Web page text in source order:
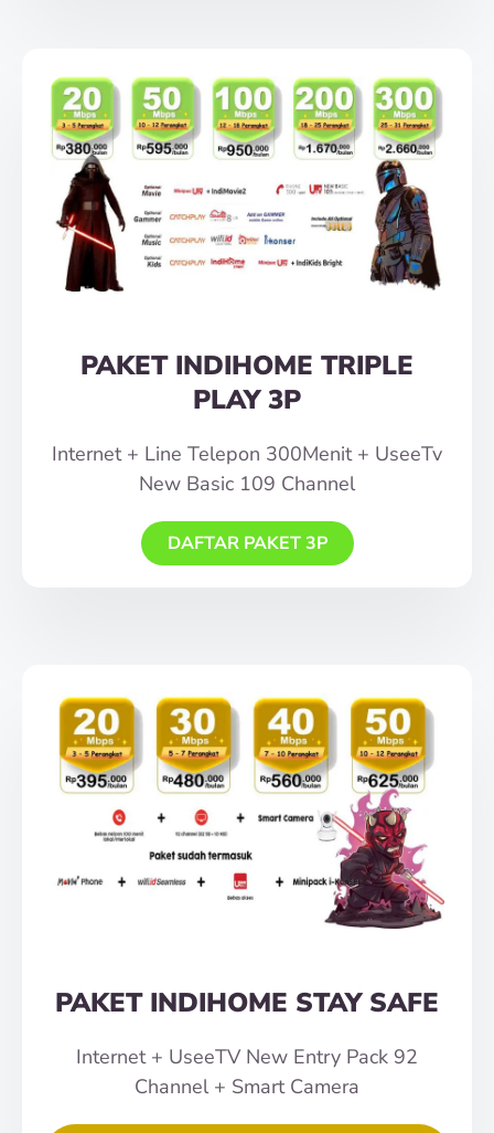
PAKET INDIHOME TRIPLE
PLAY 3P
Internet + Line Telepon 300Menit + UseeTv
New Basic 109 Channel
DAFTAR PAKET 3P
PAKET INDIHOME STAY SAFE
Internet + UseeTV New Entry Pack 92
Channel + Smart Camera